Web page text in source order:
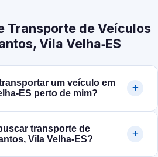
Transporte de Veículos
Vila Velha‑ES
um veículo em
perto de mim?
transporte de
Vila Velha‑ES?